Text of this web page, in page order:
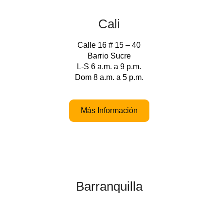
Cali
Calle 16 # 15 – 40
Barrio Sucre
L-S 6 a.m. a 9 p.m.
Dom 8 a.m. a 5 p.m.
Más Información
Barranquilla